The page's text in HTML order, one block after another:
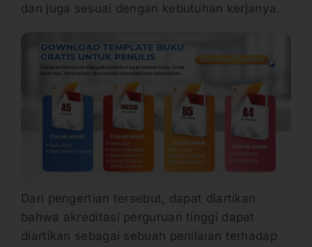
dan juga sesuai dengan kebutuhan kerjanya.
Dari pengertian tersebut, dapat diartikan
bahwa akreditasi perguruan tinggi dapat
diartikan sebagai sebuah penilaian terhadap